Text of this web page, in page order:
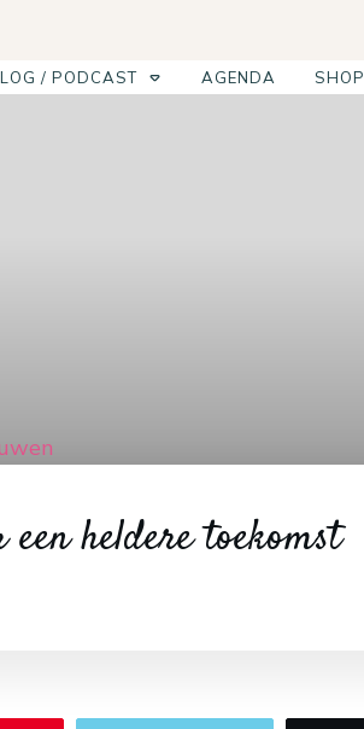
/ PODCAST AGENDA SHOP
heldere toekomst